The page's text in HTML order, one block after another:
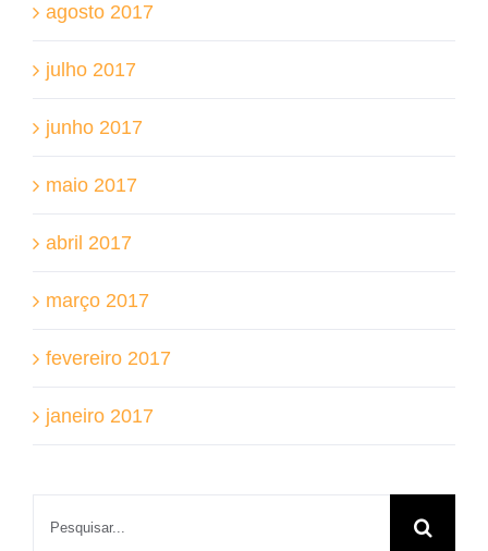
agosto 2017
julho 2017
junho 2017
maio 2017
abril 2017
março 2017
fevereiro 2017
janeiro 2017